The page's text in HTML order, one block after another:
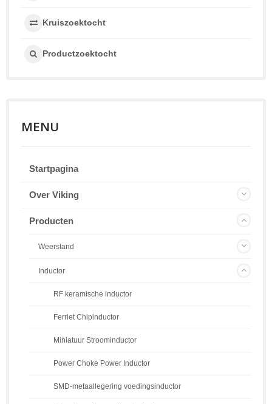
Kruiszoektocht
Productzoektocht
MENU
Startpagina
Over Viking
Producten
Weerstand
Inductor
RF keramische inductor
Ferriet Chipinductor
Miniatuur Stroominductor
Power Choke Power Inductor
SMD-metaallegering voedingsinductor